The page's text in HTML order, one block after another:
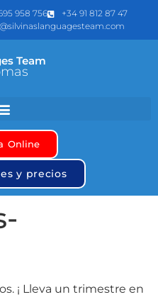
958 756
+34 91 812 87 47
Team
Online
y precios
¡ Lleva un trimestre en